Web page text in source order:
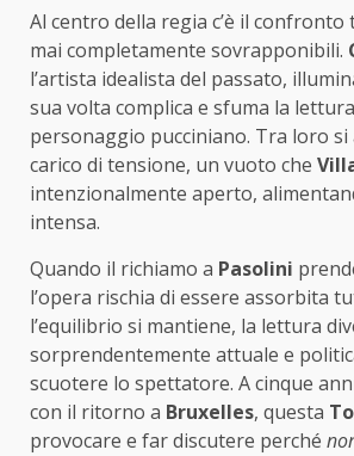
Al centro della regia c’è il
mai completamente sovrapponibili.
l’artista idealista del passato,
sua volta complica e sfuma la
personaggio pucciniano. Tra loro
carico di tensione, un vuoto che
intenzionalmente aperto,
intensa.
Quando il richiamo a Pasolini
l’opera rischia di essere assorbita
l’equilibrio si mantiene, la lettura
sorprendentemente attuale e
scuotere lo spettatore. A cinque
con il ritorno a Bruxelles, questa
provocare e far discutere perché